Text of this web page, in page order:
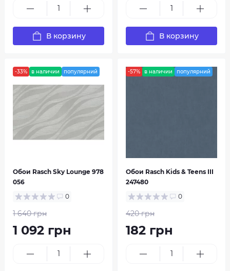
В корзину В корзину
-33% в наличии популярний
Обои Rasch Sky Lounge 978
056
0
1 640 грн
1 092 грн
-57% в наличии популярний
Обои Rasch Kids & Teens III
247480
0
420 грн
182 грн